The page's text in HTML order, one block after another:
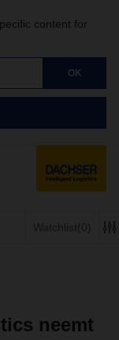
content for
OK
Watchlist(0)
neemt